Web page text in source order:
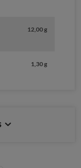
12,00 g
1,30 g